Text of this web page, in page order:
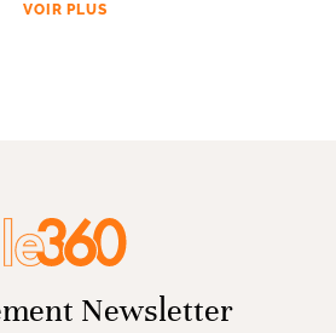
VOIR PLUS
Newsletter